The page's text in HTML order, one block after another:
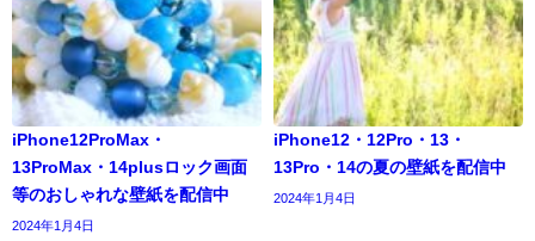
iPhone12ProMax・
13ProMax・14plusロック画面
等のおしゃれな壁紙を配信中
2024年1月4日
iPhone12・12Pro・13・
13Pro・14の夏の壁紙を配信中
2024年1月4日